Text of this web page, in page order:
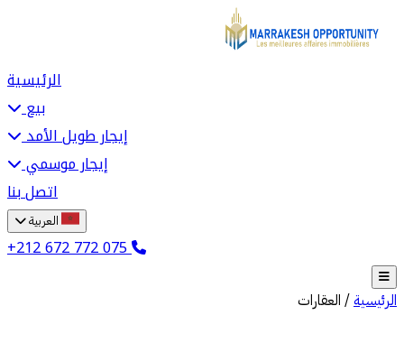
الرئيسية
بيع
إيجار طويل الأمد
إيجار موسمي
اتصل بنا
العربية
+212 672 772 075
الرئيسية/ العقارات